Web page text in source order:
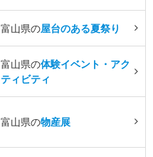
富山県の屋台のある夏祭り
富山県の体験イベント・アク
ティビティ
富山県の物産展